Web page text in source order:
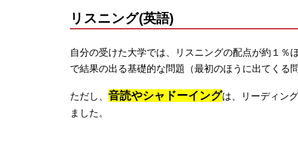
リスニング(英語)
自分の受けた大学では、リスニングの配点が約１％
で結果の出る基礎的な問題（最初のほうに出てくる
ただし、 音読やシャドーイングは、リーディン
ました。